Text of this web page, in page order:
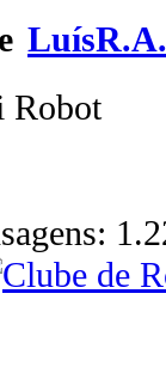
LuísR.A.
Robot